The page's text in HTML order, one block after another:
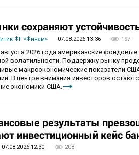
сохраняют
ФГ «Финам» 07.08.2026 13:36 197
2026 года американские
волатильности. Поддержку рынку
макроэкономические показатели
В центре внимания инвесторов
экономики США.
результаты
инвестиционный кейс
07.08.2026 12:30 208